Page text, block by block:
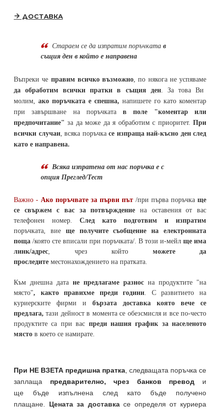
ДОСТАВКА
Стараем се да изпратим поръчката в
същия ден в който е направена
Въпреки че правим всичко възможно, по някога не успяваме
да обработим всички пратки в същия ден. За това Ви
молим, ако поръчката е спешна, напишете го като коментар
при завършване на поръчкатав поле "коментар или
предпочитание" за да може да я обработим с приоритет. При
всички случаи, всяка поръчка се изпраща най-късно ден след
като е направена.
Всяка изпратена от нас поръчка е с
опция Преглед/Тест
Важно - Ако поръчвате за първи път /при първа поръчка ще
се свържем с вас за потвърждение на оставения от вас
телефонен номер. След като подготвим и изпратим
поръчката, вие ще получите съобщение на електронната
поща /която сте вписали при поръчката/. В този и-мейл ще има
линк/адрес, чрез който можете да
проследите местонахождението на пратката.
Към днешна дата не предлагаме разнос на продуктите "на
място", както правихме преди години. С развитието на
куриерските фирми и бързата доставка която вече се
предлага, тази дейност в момента се обезсмисля и все по-често
продуктите са при вас преди нашия график за населеното
място в което се намирате.
При НЕ ВЗЕТА предишна пратка, следващата поръчка се
заплаща предварително, чрез банков превод и
ще бъде изпълнена след като бъде получено
плащане. Цената за доставкасе определя от куриера